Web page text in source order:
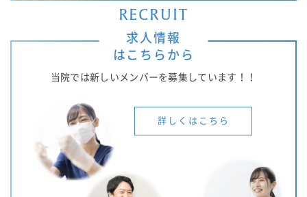
RECRUIT
求人情報
はこちらから
当院では新しいメンバーを募集しています！！
詳しくはこちら